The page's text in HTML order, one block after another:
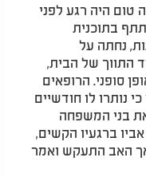
תקופה שבה טום היה רגע לפני
בתוכנית
נחתה על
התווך של הבית,
סופני. הרופאים
נותרו לו חודשיים
בני המשפחה
ברגעיו הקשים,
האב התעקש ואמר